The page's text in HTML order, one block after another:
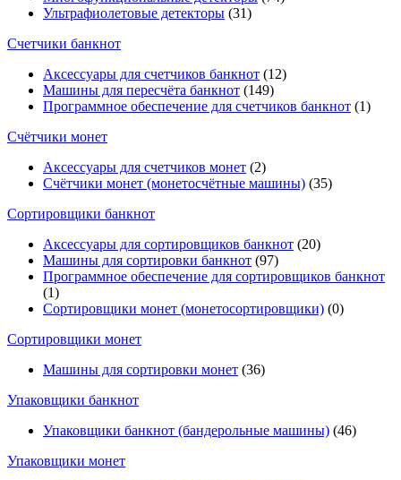
Ультрафиолетовые детекторы (31)
Счетчики банкнот
Аксессуары для счетчиков банкнот (12)
Машины для пересчёта банкнот (149)
Программное обеспечение для счетчиков банкнот (1)
Счётчики монет
Аксессуары для счетчиков монет (2)
Счётчики монет (монетосчётные машины) (35)
Cортировщики банкнот
Аксессуары для сортировщиков банкнот (20)
Машины для сортировки банкнот (97)
Программное обеспечение для сортировщиков банкнот
(1)
Сортировщики монет (монетосортировщики) (0)
Сортировщики монет
Машины для сортировки монет (36)
Упаковщики банкнот
Упаковщики банкнот (бандерольные машины) (46)
Упаковщики монет